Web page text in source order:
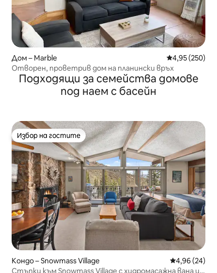
Дом – Marble Средна
4,95 (250)
Отворен, проветрив дом на планински връх
Подходящи за семейства домове
под наем с басейн
Избор на гостите
Избор на гостите
Кондо – Snowmass Village Средна
4,96 (24)
Стъпки към Snowmass Village с хидромасажна вана и